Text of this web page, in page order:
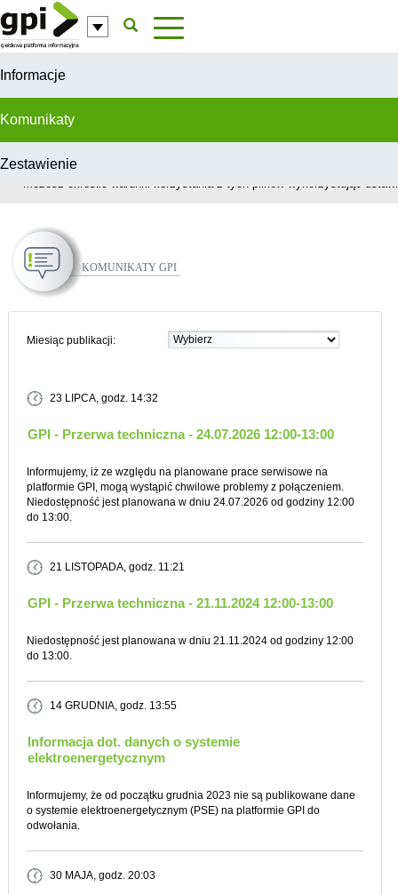
Przejdź do komentarzy
Informacje
Komunikaty
Zestawienie
W celu świadczenia usług na najwyższym poziomie, serwis GPI
Możesz określić warunki korzystania z tych plików wykorzystując
Komunikaty GPI
Miesiąc publikacji:
23 LIPCA, godz. 14:32
GPI - Przerwa techniczna - 24.07.2026 12:00-13:00
Informujemy, iż ze względu na planowane prace serwisowe na
platformie GPI, mogą wystąpić chwilowe problemy z połączeniem.
Niedostępność jest planowana w dniu 24.07.2026 od godziny 12:00
do 13:00.
21 LISTOPADA, godz. 11:21
GPI - Przerwa techniczna - 21.11.2024 12:00-13:00
Niedostępność jest planowana w dniu 21.11.2024 od godziny 12:00
do 13:00.
14 GRUDNIA, godz. 13:55
Informacja dot. danych o systemie
elektroenergetycznym
Informujemy, że od początku grudnia 2023 nie są publikowane dane
o systemie elektroenergetycznym (PSE) na platformie GPI do
odwołania.
30 MAJA, godz. 20:03